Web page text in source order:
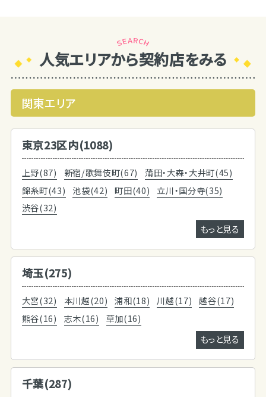
人気エリアから契約店をみる
関東エリア
東京23区内(1088)
上野(87) 新宿/歌舞伎町(67)
蒲田・大森・大井町(45)
錦糸町(43)
池袋(42) 町田(40)
立川・国分寺(35)
渋谷(32)
もっと見る
埼玉(275)
大宮(32) 本川越(20) 浦和(18) 川越(17)
越谷(17)
熊谷(16)
志木(16)
草加(16)
もっと見る
千葉(287)